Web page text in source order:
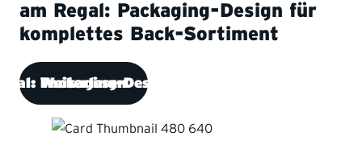
am Regal: Packaging-Design für
komplettes Back-Sortiment
Weiterlesen
Packaging-Design für komplettes Back-